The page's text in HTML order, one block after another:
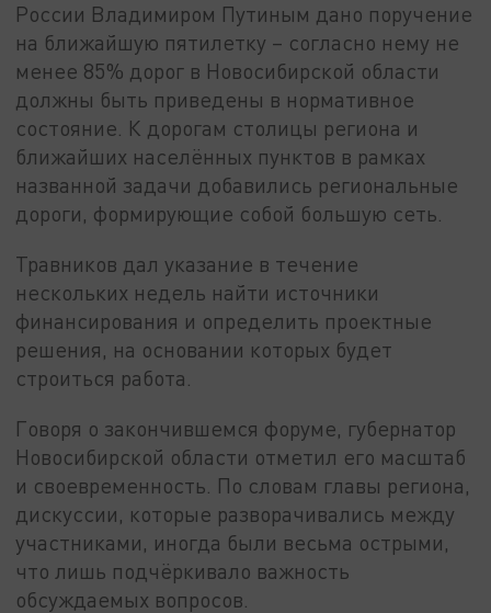
России Владимиром Путиным дано поручение
на ближайшую пятилетку – согласно нему не
менее 85% дорог в Новосибирской области
должны быть приведены в нормативное
состояние. К дорогам столицы региона и
ближайших населённых пунктов в рамках
названной задачи добавились региональные
дороги, формирующие собой большую сеть.
Травников дал указание в течение
нескольких недель найти источники
финансирования и определить проектные
решения, на основании которых будет
строиться работа.
Говоря о закончившемся форуме, губернатор
Новосибирской области отметил его масштаб
и своевременность. По словам главы региона,
дискуссии, которые разворачивались между
участниками, иногда были весьма острыми,
что лишь подчёркивало важность
обсуждаемых вопросов.